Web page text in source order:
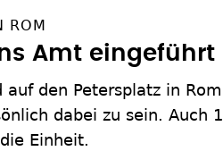
ROM
Amt eingeführt
auf den Petersplatz in
dabei zu sein.
Einheit.